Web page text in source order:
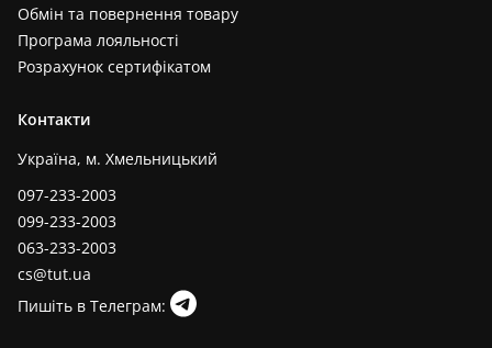
Обмін та повернення товару
Програма лояльності
Розрахунок сертифікатом
Контакти
Україна, м. Хмельницький
097-233-2003
099-233-2003
063-233-2003
cs@tut.ua
Пишіть в Телеграм: